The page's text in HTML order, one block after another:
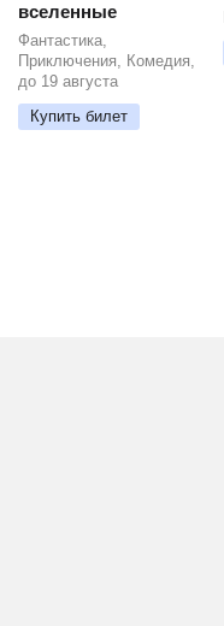
вселенные
Фантастика,
Приключения, Комедия,
до 19 августа
Купить билет